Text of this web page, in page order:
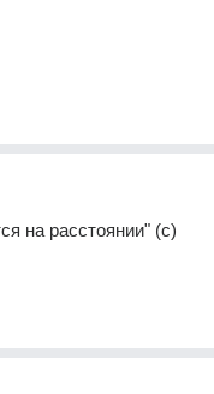
на расстоянии" (с)